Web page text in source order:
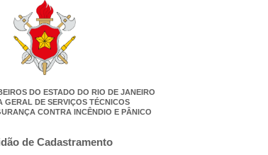
DO ESTADO DO RIO DE JANEIRO
GERAL DE SERVIÇOS TÉCNICOS
CONTRA INCÊNDIO E PÂNICO
de Cadastramento